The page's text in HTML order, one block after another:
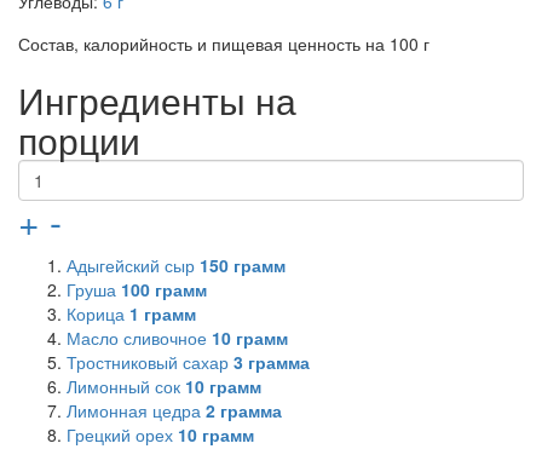
Состав, калорийность и пищевая ценность на 100 г
Ингредиенты на
порции
+ -
Адыгейский сыр 150 грамм
Груша 100 грамм
Корица 1 грамм
Масло сливочное 10 грамм
Тростниковый сахар 3 грамма
Лимонный сок 10 грамм
Лимонная цедра 2 грамма
Грецкий орех 10 грамм